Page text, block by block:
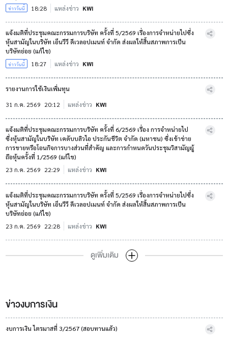
ข่าววันนี้ 18:28 แหล่งข่าว KWI
แจ้งมติที่ประชุมคณะกรรมการบริษัท ครั้งที่ 5/2569 เรื่องการจำหน่ายไปซึ่ง
หุ้นสามัญในบริษัท เอ็นวีวี ดีเวลอปเมนท์ จำกัด ส่งผลให้สิ้นสภาพการเป็น
บริษัทย่อย (แก้ไข)
ข่าววันนี้ 18:27 แหล่งข่าว KWI
รายงานการใช้เงินเพิ่มทุน
31 ก.ค. 2569 20:12 แหล่งข่าว KWI
แจ้งมติที่ประชุมคณะกรรมการบริษัท ครั้งที่ 6/2569 เรื่อง การจำหน่ายไป
ซึ่งหุ้นสามัญในบริษัท เคดับบลิวไอ ประกันชีวิต จำกัด (มหาชน) ซึ่งเข้าข่าย
การขายหรือโอนกิจการบางส่วนที่สำคัญ และการกำหนดวันประชุมวิสามัญผู้
ถือหุ้นครั้งที่ 1/2569 (แก้ไข)
23 ก.ค. 2569 22:29 แหล่งข่าว KWI
แจ้งมติที่ประชุมคณะกรรมการบริษัท ครั้งที่ 5/2569 เรื่องการจำหน่ายไปซึ่ง
หุ้นสามัญในบริษัท เอ็นวีวี ดีเวลอปเมนท์ จำกัด ส่งผลให้สิ้นสภาพการเป็น
บริษัทย่อย (แก้ไข)
23 ก.ค. 2569 22:28 แหล่งข่าว KWI
ดูเพิ่มเติม
ข่าวงบการเงิน
งบการเงิน ไตรมาสที่ 3/2567 (สอบทานแล้ว)